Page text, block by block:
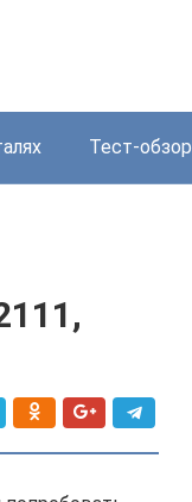
Тест-обзор